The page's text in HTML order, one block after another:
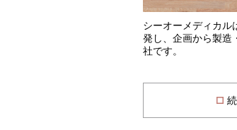
シーオーメディカル
発し、企画から製造
社です。